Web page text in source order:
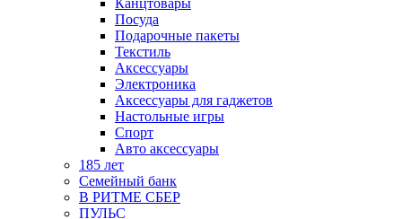
Канцтовары
Посуда
Подарочные пакеты
Текстиль
Аксессуары
Электроника
Аксессуары для гаджетов
Настольные игры
Спорт
Авто аксессуары
185 лет
Семейный банк
В РИТМЕ СБЕР
ПУЛЬС